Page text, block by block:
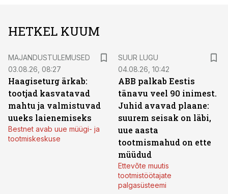
HETKEL KUUM
MAJANDUSTULEMUSED
03.08.26, 08:27
Haagiseturg ärkab:
tootjad kasvatavad
mahtu ja valmistuvad
uueks laienemiseks
Bestnet avab uue müügi- ja
tootmiskeskuse
SUUR LUGU
04.08.26, 10:42
ABB palkab Eestis
tänavu veel 90 inimest.
Juhid avavad plaane:
suurem seisak on läbi,
uue aasta
tootmismahud on ette
müüdud
Ettevõte muutis
tootmistöötajate
palgasüsteemi